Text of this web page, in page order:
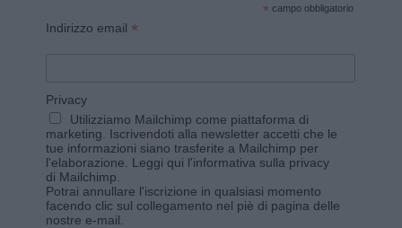
* campo obbligatorio
Indirizzo email *
Privacy
Utilizziamo Mailchimp come piattaforma di
marketing. Iscrivendoti alla newsletter accetti che le
tue informazioni siano trasferite a Mailchimp per
l'elaborazione. Leggi qui l'informativa sulla privacy
di Mailchimp
Potrai annullare l'iscrizione in qualsiasi momento
facendo clic sul collegamento nel piè di pagina delle
nostre e-mail.